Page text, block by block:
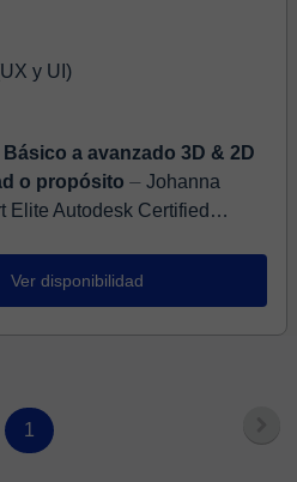
y UI)
a avanzado 3D & 2D
o propósito ⏤ Johanna
10) Autod...
Ver disponibilidad
1